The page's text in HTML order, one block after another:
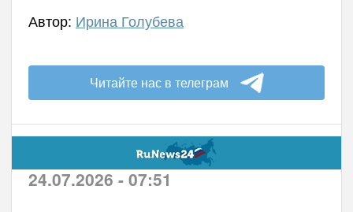
Автор: Ирина Голубева
Читайте нас в телеграм
24.07.2026 - 07:51